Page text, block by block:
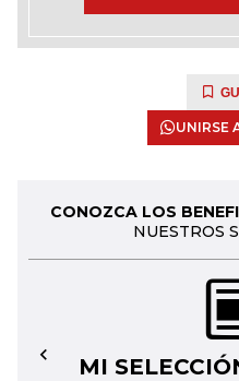
UNIRSE
CONOZCA LOS
NUESTROS
MI
←